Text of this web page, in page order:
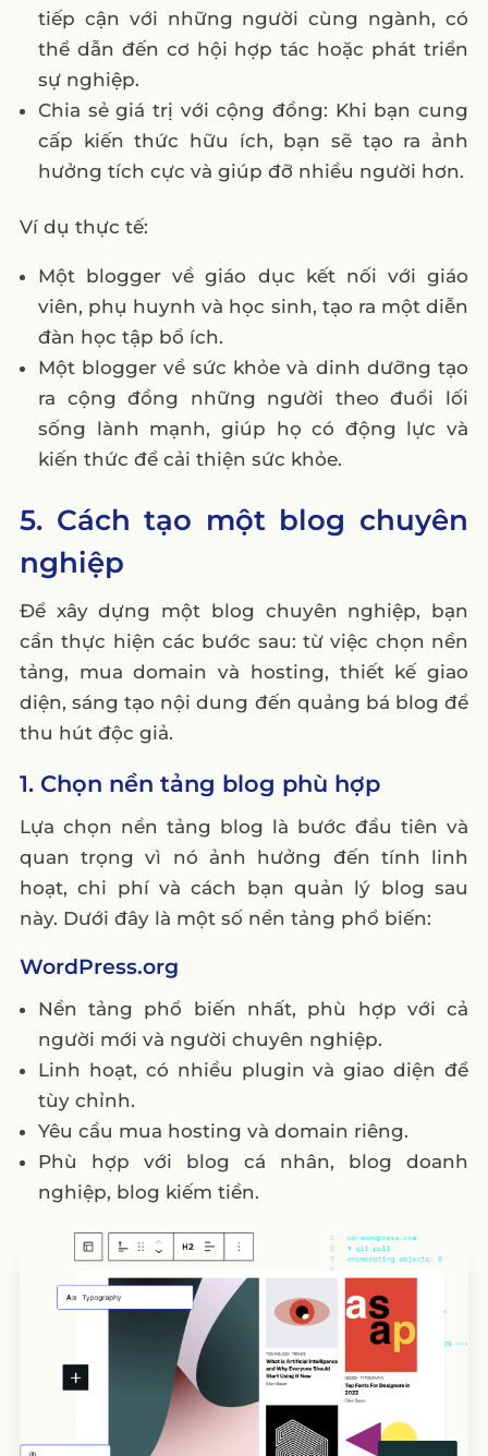
tiếp cận với những người cùng ngành, có
thể dẫn đến cơ hội hợp tác hoặc phát triển
sự nghiệp.
Chia sẻ giá trị với cộng đồng: Khi bạn cung
cấp kiến thức hữu ích, bạn sẽ tạo ra ảnh
hưởng tích cực và giúp đỡ nhiều người hơn.
Ví dụ thực tế:
Một blogger về giáo dục kết nối với giáo
viên, phụ huynh và học sinh, tạo ra một diễn
đàn học tập bổ ích.
Một blogger về sức khỏe và dinh dưỡng tạo
ra cộng đồng những người theo đuổi lối
sống lành mạnh, giúp họ có động lực và
kiến thức để cải thiện sức khỏe.
5. Cách tạo một blog chuyên
nghiệp
Để xây dựng một blog chuyên nghiệp, bạn
cần thực hiện các bước sau: từ việc chọn nền
tảng, mua domain và hosting, thiết kế giao
diện, sáng tạo nội dung đến quảng bá blog để
thu hút độc giả.
1. Chọn nền tảng blog phù hợp
Lựa chọn nền tảng blog là bước đầu tiên và
quan trọng vì nó ảnh hưởng đến tính linh
hoạt, chi phí và cách bạn quản lý blog sau
này. Dưới đây là một số nền tảng phổ biến:
WordPress.org
Nền tảng phổ biến nhất, phù hợp với cả
người mới và người chuyên nghiệp.
Linh hoạt, có nhiều plugin và giao diện để
tùy chỉnh.
Yêu cầu mua hosting và domain riêng.
Phù hợp với blog cá nhân, blog doanh
nghiệp, blog kiếm tiền.